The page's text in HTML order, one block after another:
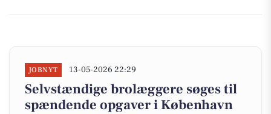
JOBNYT 13-05-2026 22:29
Selvstændige brolæggere søges til
spændende opgaver i København